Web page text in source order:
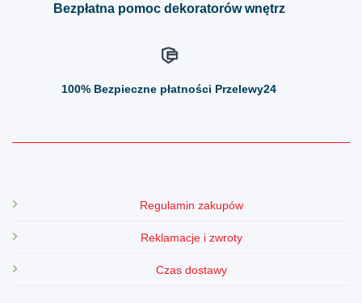
Bezpłatna pomoc dekoratorów wnętrz
100% Bezpieczne płatności Przelewy24
Regulamin zakupów
Reklamacje i zwroty
Czas dostawy